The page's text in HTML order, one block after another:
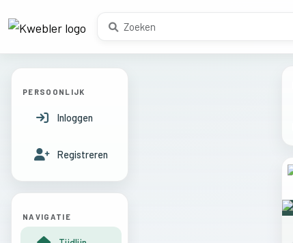
PERSOONLIJK
Inloggen
Registreren
NAVIGATIE